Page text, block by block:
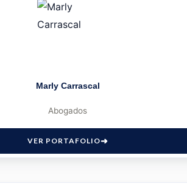
Marly Carrascal
Abogados
VER PORTAFOLIO